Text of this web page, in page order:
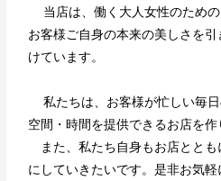
当店は、働く大人女性のための
お客様ご自身の本来の美しさを
けています。
私たちは、お客様が忙しい毎
空間・時間を提供できるお店を作
また、私たち自身もお店ととも
にしていきたいです。是非お気